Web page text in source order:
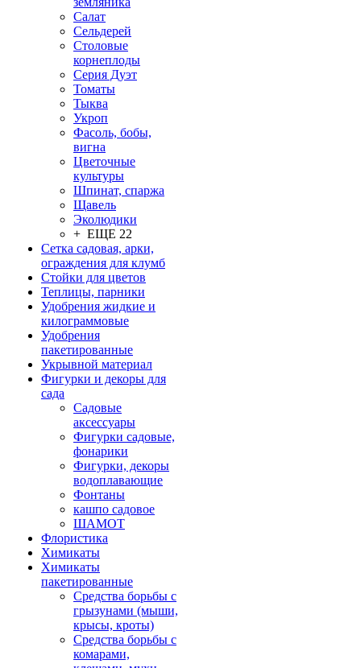
Салат
Сельдерей
Столовые
корнеплоды
Серия Дуэт
Томаты
Тыква
Укроп
Фасоль, бобы,
вигна
Цветочные
культуры
Шпинат, спаржа
Щавель
Эколюдики
+ ЕЩЕ 22
Сетка садовая, арки,
ограждения для клумб
Стойки для цветов
Теплицы, парники
Удобрения жидкие и
килограммовые
Удобрения
пакетированные
Укрывной материал
Фигурки и декоры для
сада
Садовые
аксессуары
Фигурки садовые,
фонарики
Фигурки, декоры
водоплавающие
Фонтаны
кашпо садовое
ШАМОТ
Флористика
Химикаты
Химикаты
пакетированные
Средства борьбы с
грызунами (мыши,
крысы, кроты)
Средства борьбы с
комарами,